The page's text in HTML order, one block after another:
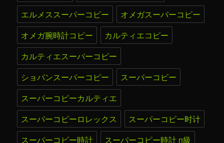
エルメススーパーコピー
オメガスーパーコピー
オメガ腕時計コピー
カルティエコピー
カルティエスーパーコピー
ショパンスーパーコピー
スーパーコピー
スーパーコピーカルティエ
スーパーコピーロレックス
スーパーコピー时计
スーパーコピー時計
スーパーコピー時計 n級